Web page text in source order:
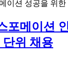
포메이션
위 채용